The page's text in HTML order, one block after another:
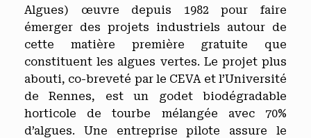
Algues) œuvre depuis 1982 pour faire
émerger des projets industriels autour de
cette matière première gratuite que
constituent les algues vertes. Le projet plus
abouti, co-breveté par le CEVA et l’Université
de Rennes, est un godet biodégradable
horticole de tourbe mélangée avec 70%
d’algues. Une entreprise pilote assure le